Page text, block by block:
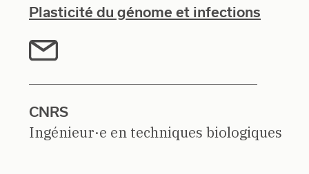
Plasticité du génome et infections
CNRS
Ingénieur·e en techniques biologiques